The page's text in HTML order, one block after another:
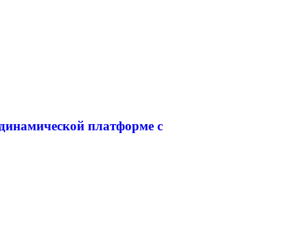
платформе с